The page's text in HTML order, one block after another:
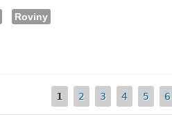
Roviny
1 2 3 4 5 6